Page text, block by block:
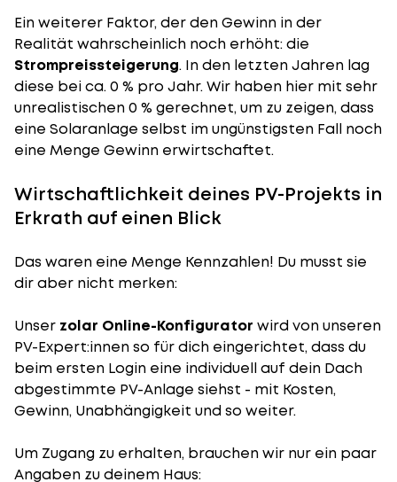
Ein weiterer Faktor, der den Gewinn in der
Realität wahrscheinlich noch erhöht: die
Strompreissteigerung. In den letzten Jahren lag
diese bei ca. 0 % pro Jahr. Wir haben hier mit sehr
unrealistischen 0 % gerechnet, um zu zeigen, dass
eine Solaranlage selbst im ungünstigsten Fall noch
eine Menge Gewinn erwirtschaftet.
Wirtschaftlichkeit deines PV-Projekts in
Erkrath auf einen Blick
Das waren eine Menge Kennzahlen! Du musst sie
dir aber nicht merken:
Unser zolar Online-Konfigurator wird von unseren
PV-Expert:innen so für dich eingerichtet, dass du
beim ersten Login eine individuell auf dein Dach
abgestimmte PV-Anlage siehst - mit Kosten,
Gewinn, Unabhängigkeit und so weiter.
Um Zugang zu erhalten, brauchen wir nur ein paar
Angaben zu deinem Haus: